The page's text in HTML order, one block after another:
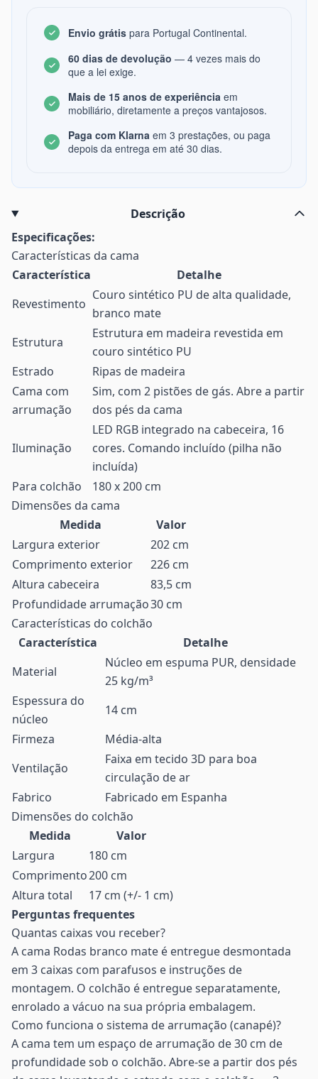
Envio grátis para Portugal Continental.
60 dias de devolução — 4 vezes mais do
que a lei exige.
Mais de 15 anos de experiência em
mobiliário, diretamente a preços vantajosos.
Paga com Klarna em 3 prestações, ou paga
depois da entrega em até 30 dias.
Descrição
Especificações:
Características da cama
Característica
Detalhe
Revestimento
Couro sintético PU de alta qualidade,
branco mate
Estrutura
Estrutura em madeira revestida em
couro sintético PU
Estrado
Ripas de madeira
Cama com
arrumação
Sim, com 2 pistões de gás. Abre a partir
dos pés da cama
Iluminação
LED RGB integrado na cabeceira, 16
cores. Comando incluído (pilha não
incluída)
Para colchão
180 x 200 cm
Dimensões da cama
Medida
Valor
Largura exterior
202 cm
Comprimento exterior
226 cm
Altura cabeceira
83,5 cm
Profundidade arrumação30 cm
Características do colchão
Característica
Detalhe
Material
Núcleo em espuma PUR, densidade
25 kg/m³
Espessura do
núcleo
14 cm
Firmeza
Média-alta
Ventilação
Faixa em tecido 3D para boa
circulação de ar
Fabrico
Fabricado em Espanha
Dimensões do colchão
Medida
Valor
Largura
180 cm
Comprimento200 cm
Altura total
17 cm (+/- 1 cm)
Perguntas frequentes
Quantas caixas vou receber?
A cama Rodas branco mate é entregue desmontada
em 3 caixas com parafusos e instruções de
montagem. O colchão é entregue separatamente,
enrolado a vácuo na sua própria embalagem.
Como funciona o sistema de arrumação (canapé)?
A cama tem um espaço de arrumação de 30 cm de
profundidade sob o colchão. Abre-se a partir dos pés